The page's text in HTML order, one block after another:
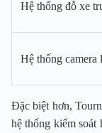
Hệ thống đỗ xe
Hệ thống camera
Đặc biệt hơn,
hệ thống kiểm soát